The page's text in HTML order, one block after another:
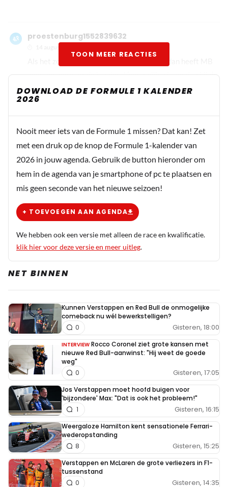
proestenburg1552839632
14 augustus 2020 16:48
geen zorgen over de banden. Voorspelling is zondag bij de
start een bewolkt Barcelona. Dit kan wel eens de
reddende engel zijn voor MB. Van mij mag het zonnetje
schijnen op zondag zonder wolken.
Racingjack
14 augustus 2020 16:59
Hamilton is zenuwachtig en vind dat Max te dichtbij is
gekomen wat in houd dat Louis alleen met Max in zijn
hoofd rond rijd en zondag continu informatie wil hebben
waar die rijd en hoeveel voorsprong ze hebben want hij
tracht een rechtstreeks duel met Max te ontlopen mede
Louis kan niet vechten omdat hij alle kampioenschappen
met overwicht heeft gewonnen en niet weet hoe hij er
echt voor moet vechten op de baan mede omdat ze de
wagen moeilijker te besturen is en de track limits een
probleem kunnen gaan worden als het echt wordt vechten
om je plek op de baan mede Mercedes kan niet te lang
achter een andere wagen het gevecht aan dan wordt de
motor heet en de banden gaan er aan en er is minder
balans mede omdat ze veel minder downforce hebben dan
voorheen om de banden slijtage te tackelen en als je
straks je party mode in moet leveren dan krijgt Mercedes
echt serieuze problemen.
SpeedyJohn
14 augustus 2020 17:30
Even adem halen tussen door
TOON MEER REACTIES
DOWNLOAD DE FORMULE 1 KALENDER
2026
Nooit meer iets van de Formule 1 missen? Dat kan! Zet
met een druk op de knop de Formule 1-kalender van
2026 in jouw agenda. Gebruik de button hieronder om
hem in de agenda van je smartphone of pc te plaatsen en
mis geen seconde van het nieuwe seizoen!
+ TOEVOEGEN AAN AGENDA
We hebben ook een versie met alleen de race en kwalificatie.
klik hier voor deze versie en meer uitleg.
NET BINNEN
Kunnen Verstappen en Red Bull de onmogelijke
comeback nu wél bewerkstelligen?
Gisteren, 18:00
0
INTERVIEW Rocco Coronel ziet grote kansen met
nieuwe Red Bull-aanwinst: "Hij weet de goede
weg"
Gisteren, 17:05
0
Jos Verstappen moet hoofd buigen voor
'bijzondere' Max: "Dat is ook het probleem!"
Gisteren, 16:15
1
Weergaloze Hamilton kent sensationele Ferrari-
wederopstanding
Gisteren, 15:25
8
Verstappen en McLaren de grote verliezers in F1-
tussenstand
Gisteren, 14:35
0